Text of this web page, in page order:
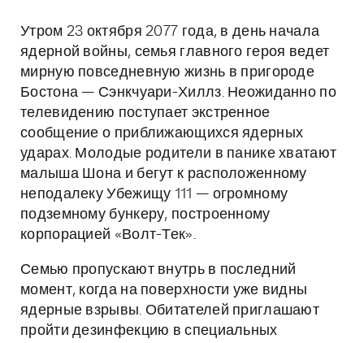
Утром 23 октября 2077 года, в день начала
ядерной войны, семья главного героя ведет
мирную повседневную жизнь в пригороде
Бостона — Сэнкчуари-Хиллз. Неожиданно по
телевидению поступает экстренное
сообщение о приближающихся ядерных
ударах. Молодые родители в панике хватают
малыша Шона и бегут к расположенному
неподалеку Убежищу 111 — огромному
подземному бункеру, построенному
корпорацией «Волт-Тек».
Семью пропускают внутрь в последний
момент, когда на поверхности уже видны
ядерные взрывы. Обитателей приглашают
пройти дезинфекцию в специальных